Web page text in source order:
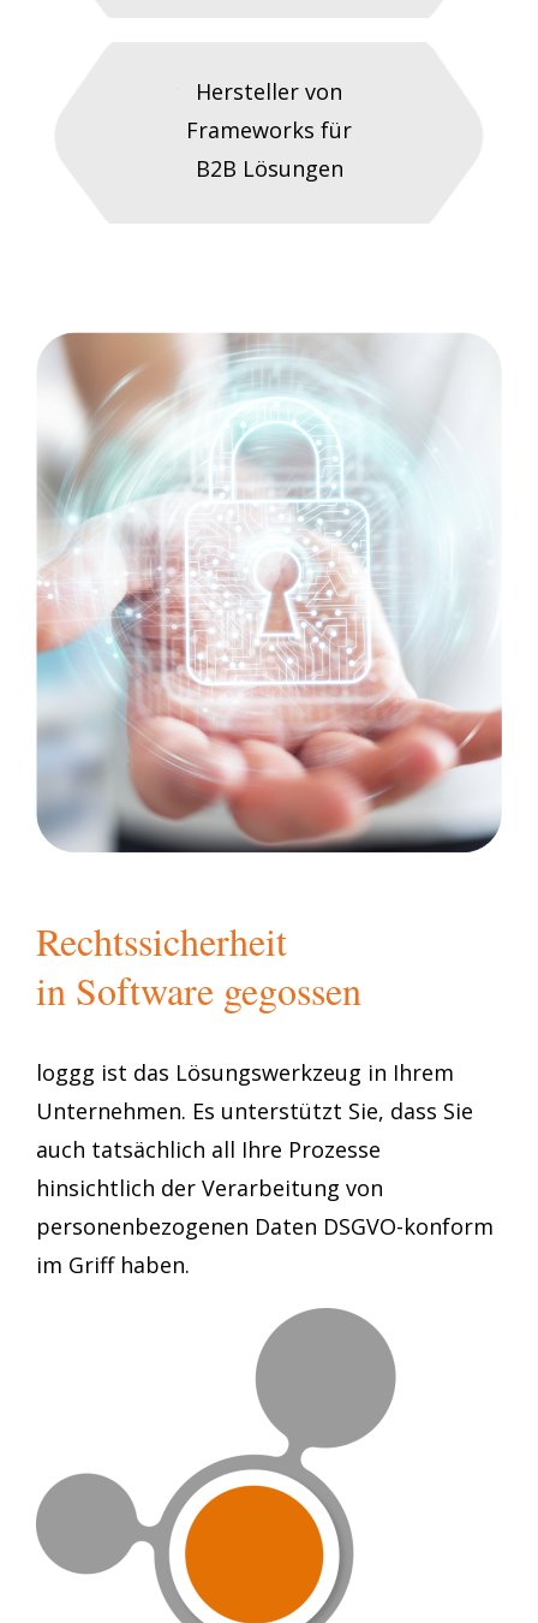
Hersteller von
Frameworks für
B2B Lösungen
Rechtssicherheit
in Software gegossen
loggg ist das Lösungswerkzeug in Ihrem
Unternehmen. Es unterstützt Sie, dass Sie
auch tatsächlich all Ihre Prozesse
hinsichtlich der Verarbeitung von
personenbezogenen Daten DSGVO-konform
im Griff haben.